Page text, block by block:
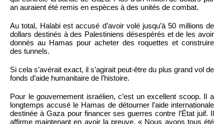
an auraient été remis en espèces à des unités de combat.
Au total, Halabi est accusé d’avoir volé jusqu’à 50 millions de
dollars destinés à des Palestiniens désespérés et de les avoir
donnés au Hamas pour acheter des roquettes et construire
des tunnels.
Si cela s’avérait exact, il s’agirait peut-être du plus grand vol de
fonds d’aide humanitaire de l’histoire.
Pour le gouvernement israélien, c’est un excellent scoop. Il a
longtemps accusé le Hamas de détourner l’aide internationale
destinée à Gaza pour financer ses guerres contre l’État juif. Il
affirme maintenant en avoir la preuve. « Nous avons tous été